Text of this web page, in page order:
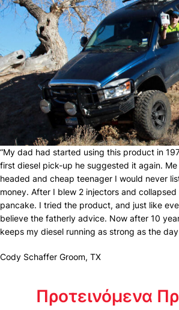
“My dad had started using this product in
first diesel pick-up he suggested it again.
headed and cheap teenager I would never
money. After I blew 2 injectors and
pancake. I tried the product, and just like
believe the fatherly advice. Now after 10
keeps my diesel running as strong as the
Cody Schaffer Groom, TX
Προτεινόμενα